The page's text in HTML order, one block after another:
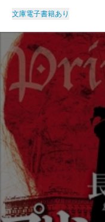
文庫電子書籍あり